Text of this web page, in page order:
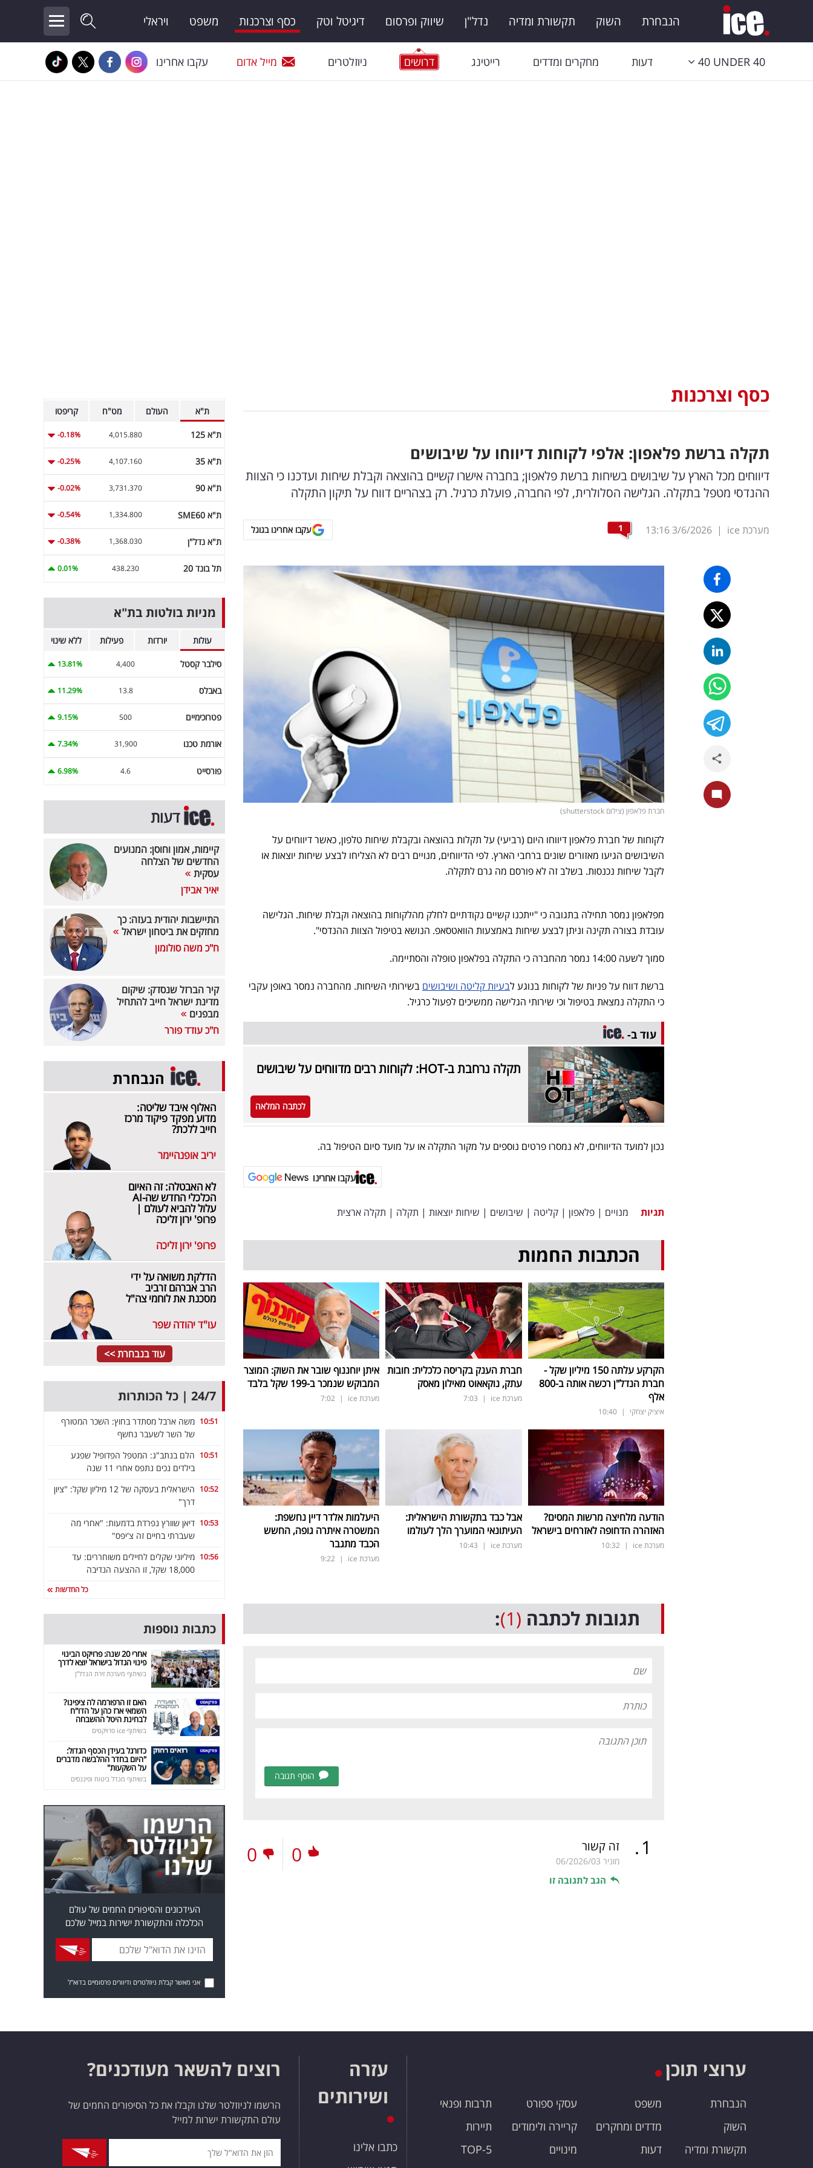
הנבחרת השוק תקשורת ומדיה נדל"ן שיווק ופרסום דיגיטל וטק כסף וצרכנות משפט ויראלי
40 UNDER 40 דעות מחקרים ומדדים רייטינג דרושים ניוזלטרים מייל אדום עקבו אחרינו
כסף וצרכנות
תקלה ברשת פלאפון: אלפי לקוחות דיווחו על שיבושים
דיווחים מכל הארץ על שיבושים בשיחות ברשת פלאפון; בחברה אישרו קשיים בהוצאה וקבלת שיחות ועדכנו כי הצוות
ההנדסי מטפל בתקלה. הגלישה הסלולרית, לפי החברה, פועלת כרגיל. רק בצהריים דווח על תיקון התקלה
מערכת ice |
3/6/2026
13:16
1 עקבו אחרינו בגוגל
חברת פלאפון (צילום shutterstock)
לקוחות של חברת פלאפון דיווחו היום (רביעי) על תקלות בהוצאה ובקבלת שיחות טלפון, כאשר דיווחים על
השיבושים הגיעו מאזורים שונים ברחבי הארץ. לפי הדיווחים, מנויים רבים לא הצליחו לבצע שיחות יוצאות או
לקבל שיחות נכנסות. בשלב זה לא פורסם מה גרם לתקלה.
מפלאפון נמסר תחילה בתגובה כי "ייתכנו קשיים נקודתיים לחלק מהלקוחות בהוצאה וקבלת שיחות. הגלישה
עובדת בצורה תקינה וניתן לבצע שיחות באמצעות הוואטסאפ. הנושא בטיפול הצוות ההנדסי".
סמוך לשעה 14:00 נמסר מהחברה כי התקלה בפלאפון טופלה והסתיימה.
ברשת דווח על פניות של לקוחות בנוגע לבעיות קליטה ושיבושים בשירותי השיחות. מהחברה נמסר באופן עקבי
כי התקלה נמצאת בטיפול וכי שירותי הגלישה ממשיכים לפעול כרגיל.
עוד ב-
תקלה נרחבת ב-HOT: לקוחות רבים מדווחים על שיבושים
לכתבה המלאה
נכון למועד הדיווחים, לא נמסרו פרטים נוספים על מקור התקלה או על מועד סיום הטיפול בה.
עקבו אחרינו
תגיות מנויים | פלאפון | קליטה | שיבושים | שיחות יוצאות | תקלה | תקלה ארצית
הכתבות החמות
הקרקע עלתה 150 מיליון שקל -
חברת הנדל"ן רכשה אותה ב-800
אלף
איציק יצחקי |
10:40
חברת הענק בקריסה כלכלית: חובות
עתק, נוקאאוט מאילון מאסק
מערכת ice |
7:03
איתן יוחננוף שובר את השוק: המוצר
המבוקש שנמכר ב-199 שקל בלבד
מערכת ice |
7:02
הודעה מלחיצה מרשות המסים?
האזהרה הדחופה לאזרחים בישראל
מערכת ice |
10:32
אבל כבד בתקשורת הישראלית:
העיתונאי המוערך הלך לעולמו
מערכת ice |
10:43
היעלמות אלדר דיין נחשפת:
המשטרה איתרה גופה, החשש
הכבד מתגבר
מערכת ice |
9:22
תגובות לכתבה (1)
:
הוסף תגובה
1
. זה קשור
מוניר 06/2026/03
הגב לתגובה זו
0
0
ת"א העולם מט"ח קריפטו
ת"א 125 4,015.880
-0.18%
ת"א 35 4,107.160
-0.25%
ת"א 90 3,731.370
-0.02%
ת"א SME60 1,334.800
-0.54%
ת"א נדל"ן 1,368.030
-0.38%
תל בונד 20 438.230
0.01%
מניות בולטות בת"א
עולות יורדות פעילות ללא שינוי
סילבר קסטל 4,400
13.81%
באבלס 13.8
11.29%
פטרוכימיים 500
9.15%
אורמת טכנו 31,900
7.34%
פורסייט 4.6
6.98%
דעות
קיימות, אמון וחוסן: המנועים
החדשים של הצלחה
עסקית
יאיר אבידן
התיישבות יהודית בעזה: כך
מחזקים את ביטחון ישראל
ח"כ משה סולומון
קיר הברזל שנסדק: שיקום
מדינת ישראל חייב להתחיל
מבפנים
ח"כ עודד פורר
הנבחרת
האלוף איבד שליטה:
מדוע מפקד פיקוד מרכז
חייב ללכת?
יריב אופנהיימר
לא האבטלה: זה האיום
הכלכלי החדש שה-AI
עלול להביא לעולם |
פרופ' ירון זליכה
פרופ' ירון זליכה
הדלקת משואה על ידי
הרב אברהם זרביב
מסכנת את לוחמי צה"ל
עו"ד יהודה שפר
עוד בנבחרת >>
24/7 | כל הכותרות
10:51 משה ארבל מסתדר בחוץ: השכר המטורף
של השר לשעבר נחשף
10:51 הלם בנתב"ג: המטפל הפדופיל שפגע
בילדים נכים נתפס אחרי 11 שנה
10:52
הישראלית בעסקה של 12 מיליון שקל: "ציון
דרך"
10:53 דיאן שוורץ נפרדת בדמעות: "אחרי מה
שעברתי בחיים זה צ'יפס"
10:56 מיליוני שקלים לחיילים משוחררים: עד
18,000 שקל, זו ההצעה הנדיבה
כל החדשות
כתבות נוספות
אחרי 20 שנה: פרויקט הבינוי
פינוי הגדול בישראל יוצא לדרך
בשיתוף מערכת זירת הנדל"ן
האם זו הרפורמה לה ציפינו?
השמאי ארז כהן על הדו"ח
לבחינת היטל ההשבחה
בשיתוף ice פרויקטים
כדורגל בעידן הכסף הגדול:
"היום בחדר ההלבשה מדברים
על השקעות"
בשיתוף מגדל ביטוח ופיננסים
העידכונים והסיפורים החמים של עולם
הכלכלה והתקשורת ישירות במייל שלכם
אני מאשר קבלת ניוזלטרים ודיוורים פרסומיים בדוא"ל
ערוצי תוכן
הנבחרת
השוק
תקשורת ומדיה
משפט
מדדים ומחקרים
דעות
עסקי ספורט
קריירה ולימודים
מינויים
תרבות ופנאי
תיירות
TOP-5
עזרה
ושירותים
כתבו אלינו
רוצים להשאר מעודכנים?
הרשמו לניוזלטר שלנו וקבלו את כל הסיפורים החמים של
עולם התקשורת ישרות למייל